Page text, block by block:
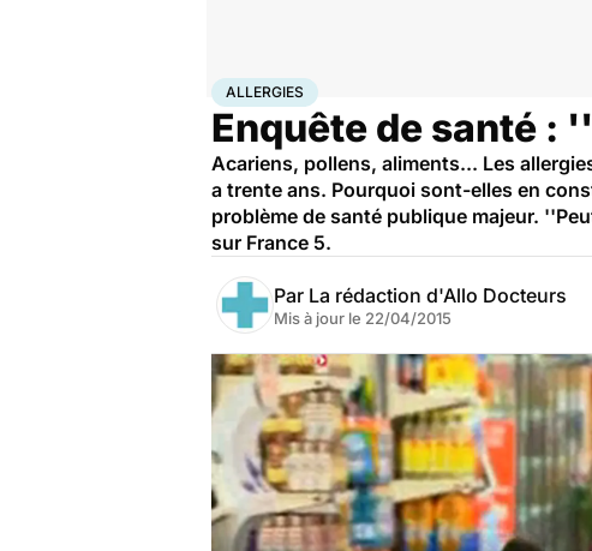
AccueilSantéMaladies
ALLERGIES
Enquête de santé :
Acariens, pollens, aliments... Les
a trente ans. Pourquoi sont-elles en
problème de santé publique majeur.
sur France 5.
Par La rédaction d'Allo Docteurs
Mis à jour le 22/04/2015